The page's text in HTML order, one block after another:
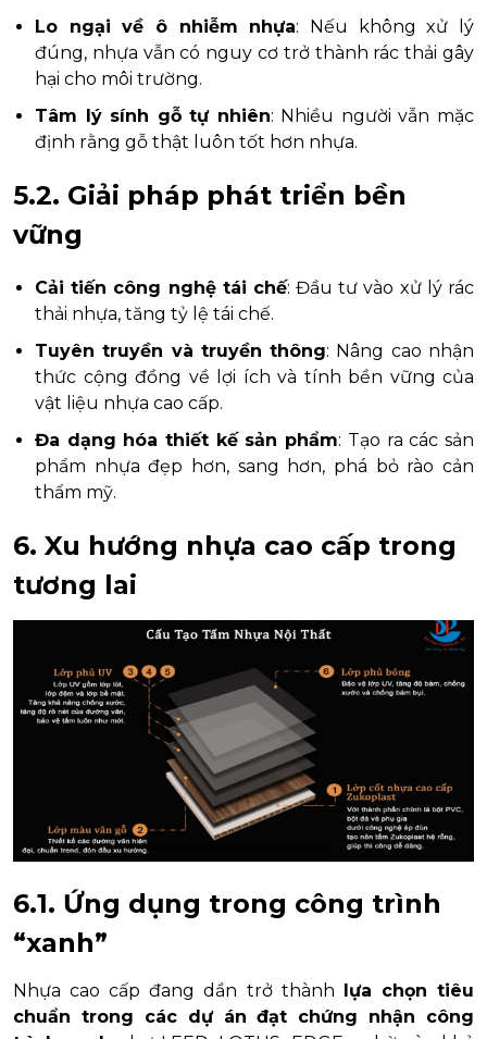
Lo ngại về ô nhiễm nhựa: Nếu không xử lý
đúng, nhựa vẫn có nguy cơ trở thành rác thải gây
hại cho môi trường.
Tâm lý sính gỗ tự nhiên: Nhiều người vẫn mặc
định rằng gỗ thật luôn tốt hơn nhựa.
5.2. Giải pháp phát triển bền
vững
Cải tiến công nghệ tái chế: Đầu tư vào xử lý rác
thải nhựa, tăng tỷ lệ tái chế.
Tuyên truyền và truyền thông: Nâng cao nhận
thức cộng đồng về lợi ích và tính bền vững của
vật liệu nhựa cao cấp.
Đa dạng hóa thiết kế sản phẩm: Tạo ra các sản
phẩm nhựa đẹp hơn, sang hơn, phá bỏ rào cản
thẩm mỹ.
6. Xu hướng nhựa cao cấp trong
tương lai
6.1. Ứng dụng trong công trình
“xanh”
Nhựa cao cấp đang dần trở thành
lựa chọn tiêu
chuẩn trong các dự án đạt chứng nhận công